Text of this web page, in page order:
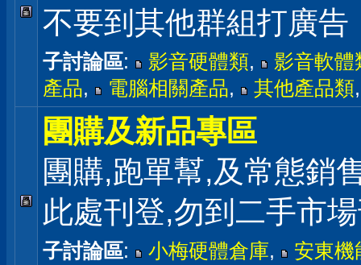
不要到其他群組打廣告
子討論區: 影音硬體類,
影音軟體
產品, 電腦相關產品, 其他產品類
團購及新品專區
團購,跑單幫,及常態銷
此處刊登,勿到二手市
子討論區: 小梅硬體倉庫,
安東機